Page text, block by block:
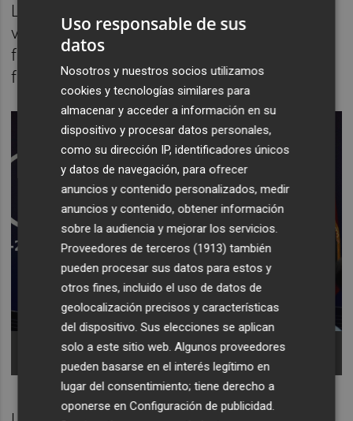
La conclusión fue clara: en un mundo cada
vez más tecnológico y automatizado, el
factor decisivo sigue siendo humano, y ese
factor es el agente comercial.
La Infanta Elena felicita al Colegio por su
Centenario -
Uso responsable de sus
datos
Nosotros y nuestros socios utilizamos
cookies y tecnologías similares para
almacenar y acceder a información en su
dispositivo y procesar datos personales,
como su dirección IP, identificadores únicos
y datos de navegación, para ofrecer
anuncios y contenido personalizados, medir
anuncios y contenido, obtener información
sobre la audiencia y mejorar los servicios.
Proveedores de terceros (1913) también
pueden procesar sus datos para estos y
otros fines, incluido el uso de datos de
geolocalización precisos y características
del dispositivo. Sus elecciones se aplican
solo a este sitio web. Algunos proveedores
pueden basarse en el interés legítimo en
lugar del consentimiento; tiene derecho a
oponerse enConfiguración de publicidad.